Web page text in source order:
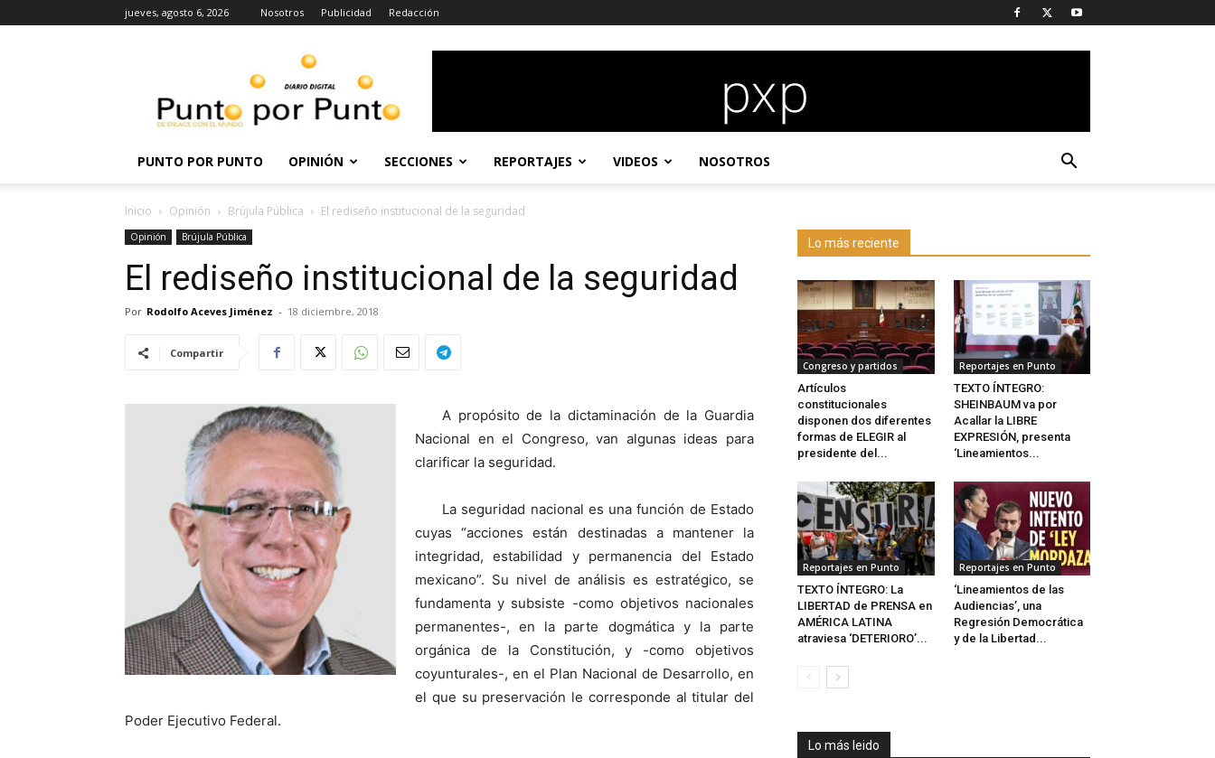
jueves, agosto 6, 2026 Nosotros Publicidad Redacción
Punto
PUNTO POR PUNTO OPINIÓN SECCIONES REPORTAJES VIDEOS NOSOTROS
Inicio Opinión Brújula Pública El rediseño institucional de la seguridad
Opinión Brújula Pública
El rediseño institucional de la seguridad
Por Rodolfo Aceves Jiménez - 18 diciembre, 2018
Compartir
A propósito de la dictaminación de la Guardia
Nacional en el Congreso, van algunas ideas para
clarificar la seguridad.
La seguridad nacional es una función de Estado
cuyas “acciones están destinadas a mantener la
integridad, estabilidad y permanencia del Estado
mexicano”. Su nivel de análisis es estratégico, se
fundamenta y subsiste -como objetivos nacionales
permanentes-, en la parte dogmática y la parte
orgánica de la Constitución, y -como objetivos
coyunturales-, en el Plan Nacional de Desarrollo, en
el que su preservación le corresponde al titular del
Poder Ejecutivo Federal.
Lo más reciente
Congreso y partidos
Artículos
constitucionales
disponen dos diferentes
formas de ELEGIR al
presidente del...
Reportajes en Punto
TEXTO ÍNTEGRO:
SHEINBAUM va por
Acallar la LIBRE
EXPRESIÓN, presenta
‘Lineamientos...
Reportajes en Punto
TEXTO ÍNTEGRO: La
LIBERTAD de PRENSA en
AMÉRICA LATINA
atraviesa ‘DETERIORO’...
Reportajes en Punto
‘Lineamientos de las
Audiencias’, una
Regresión Democrática
y de la Libertad...
Lo más leido